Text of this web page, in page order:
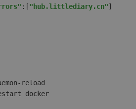
:["hub.littlediary.cn"]
reload